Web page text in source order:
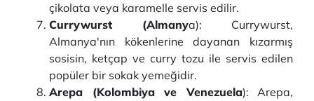
çikolata veya karamelle servis edilir.
Currywurst (Almanya): Currywurst,
Almanya'nın kökenlerine dayanan kızarmış
sosisin, ketçap ve curry tozu ile servis edilen
popüler bir sokak yemeğidir.
Arepa (Kolombiya ve Venezuela): Arepa,